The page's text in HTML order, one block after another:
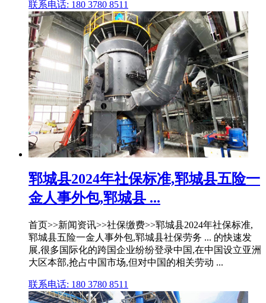
联系电话: 180 3780 8511
郓城县2024年社保标准,郓城县五险一
金人事外包,郓城县 ...
首页>>新闻资讯>>社保缴费>>郓城县2024年社保标准,
郓城县五险一金人事外包,郓城县社保劳务 ... 的快速发
展,很多国际化的跨国企业纷纷登录中国,在中国设立亚洲
大区本部,抢占中国市场,但对中国的相关劳动 ...
联系电话: 180 3780 8511